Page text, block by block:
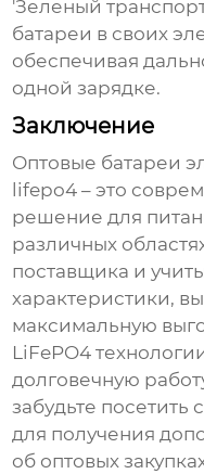
'Зеленый
батареи в своих
обеспечивая
одной зарядке.
Заключение
Оптовые батареи
lifepo4 – это
решение для
различных
поставщика и
характеристики,
максимальную
LiFePO4
долговечную
забудьте посетить
для получения
об оптовых